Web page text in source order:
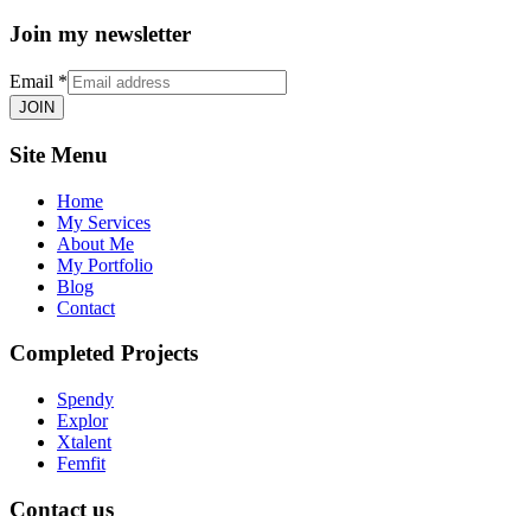
Join my newsletter
Email *
JOIN
Site Menu
Home
My Services
About Me
My Portfolio
Blog
Contact
Completed Projects
Spendy
Explor
Xtalent
Femfit
Contact us